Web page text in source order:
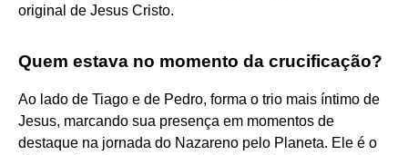
original de Jesus Cristo.
Quem estava no momento da crucificação?
Ao lado de Tiago e de Pedro, forma o trio mais íntimo de
Jesus, marcando sua presença em momentos de
destaque na jornada do Nazareno pelo Planeta. Ele é o